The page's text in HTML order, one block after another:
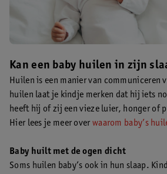
Kan een baby huilen in zijn
Huilen is een manier van communiceren
huilen laat je kindje merken dat hij iets
heeft hij of zij een vieze luier, honger of
Hier lees je meer over waarom baby’s
Baby huilt met de ogen dicht
Soms huilen baby’s ook in hun slaap.